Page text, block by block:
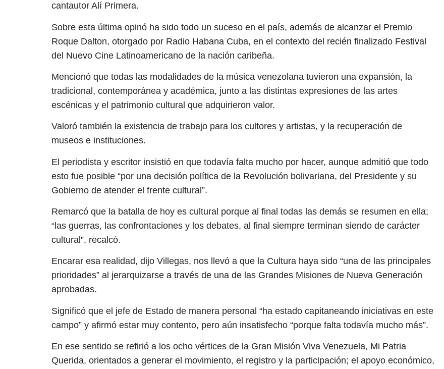
cantautor Alí Primera.
Sobre esta última opinó ha sido todo un suceso en el país, además de alcanzar el Premio
Roque Dalton, otorgado por Radio Habana Cuba, en el contexto del recién finalizado Festival
del Nuevo Cine Latinoamericano de la nación caribeña.
Mencionó que todas las modalidades de la música venezolana tuvieron una expansión, la
tradicional, contemporánea y académica, junto a las distintas expresiones de las artes
escénicas y el patrimonio cultural que adquirieron valor.
Valoró también la existencia de trabajo para los cultores y artistas, y la recuperación de
museos e instituciones.
El periodista y escritor insistió en que todavía falta mucho por hacer, aunque admitió que todo
esto fue posible “por una decisión política de la Revolución bolivariana, del Presidente y su
Gobierno de atender el frente cultural”.
Remarcó que la batalla de hoy es cultural porque al final todas las demás se resumen en ella;
“las guerras, las confrontaciones y los debates, al final siempre terminan siendo de carácter
cultural”, recalcó.
Encarar esa realidad, dijo Villegas, nos llevó a que la Cultura haya sido “una de las principales
prioridades” al jerarquizarse a través de una de las Grandes Misiones de Nueva Generación
aprobadas.
Significó que el jefe de Estado de manera personal “ha estado capitaneando iniciativas en este
campo” y afirmó estar muy contento, pero aún insatisfecho “porque falta todavía mucho más”.
En ese sentido se refirió a los ocho vértices de la Gran Misión Viva Venezuela, Mi Patria
Querida, orientados a generar el movimiento, el registro y la participación; el apoyo económico,